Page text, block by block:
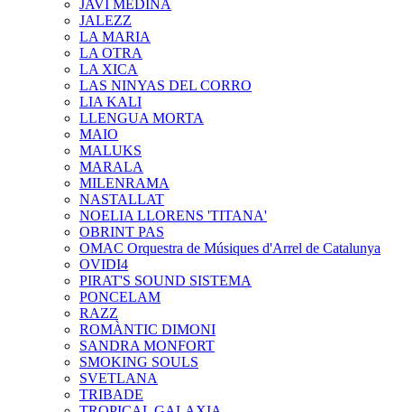
JAVI MEDINA
JALEZZ
LA MARIA
LA OTRA
LA XICA
LAS NINYAS DEL CORRO
LIA KALI
LLENGUA MORTA
MAIO
MALUKS
MARALA
MILENRAMA
NASTALLAT
NOELIA LLORENS 'TITANA'
OBRINT PAS
OMAC Orquestra de Músiques d'Arrel de Catalunya
OVIDI4
PIRAT'S SOUND SISTEMA
PONCELAM
RAZZ
ROMÀNTIC DIMONI
SANDRA MONFORT
SMOKING SOULS
SVETLANA
TRIBADE